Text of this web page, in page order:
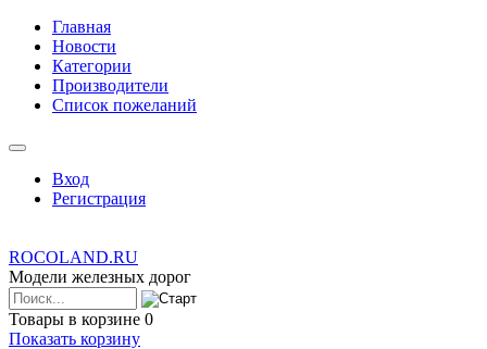
Главная
Новости
Категории
Производители
Список пожеланий
Вход
Регистрация
ROCOLAND.RU
Модели железных дорог
Товары в корзине 0
Показать корзину